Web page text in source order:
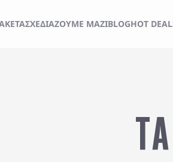
ΤΟ ΤΑΞΙΔΙ
ΣΧΕΔΙΆΖΟΥΜΕ ΜΑΖΊBLOGHOT